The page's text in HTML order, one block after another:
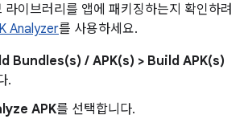
이브러리를 앱에 패키징하는지 확인하려
Analyzer를 사용하세요.
Bundles(s) / APK(s) > Build APK(s)
.
APK를 선택합니다.